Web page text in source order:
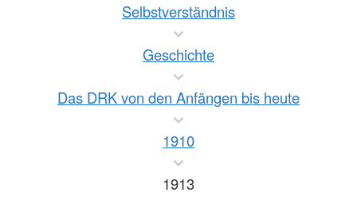
Selbstverständnis
Geschichte
Das DRK von den Anfängen bis heute
1910
1913